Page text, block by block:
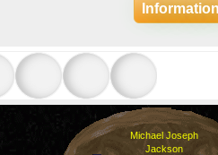
Michael Joseph
Jackson